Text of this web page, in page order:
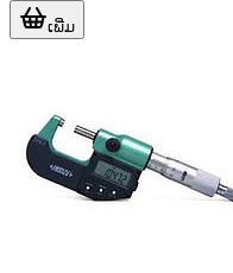
ເພີ່ມ